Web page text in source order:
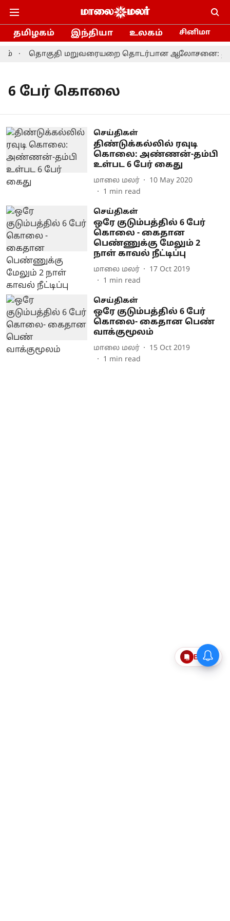
தமிழகம் இந்தியா உலகம் சினிமா
தொகுதி மறுவரையறை தொடர்பான ஆலோசனை:
6 பேர் கொலை
செய்திகள்
திண்டுக்கல்லில் ரவுடி
கொலை: அண்ணன்-தம்பி
உள்பட 6 பேர் கைது
மாலை மலர்
10 May 2020
1 min read
செய்திகள்
ஒரே குடும்பத்தில் 6 பேர்
கொலை - கைதான
பெண்ணுக்கு மேலும் 2
நாள் காவல் நீட்டிப்பு
மாலை மலர்
17 Oct 2019
1 min read
செய்திகள்
ஒரே குடும்பத்தில் 6 பேர்
கொலை- கைதான பெண்
வாக்குமூலம்
மாலை மலர்
15 Oct 2019
1 min read
Epaper